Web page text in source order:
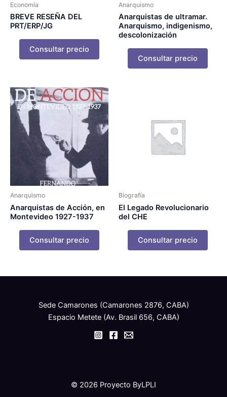
Economía
BREVE RESEÑA DEL
PRT/ERP/JG
Consultar precio
Anarquismo
Anarquistas de ultramar.
Anarquismo, indigenismo,
descolonización
Consultar precio
Anarquismo
Anarquistas de Acción, en
Montevideo 1927-1937
Consultar precio
Biografía
El Legado Revolucionario
del CHE
Consultar precio
Sede Camarones (Camarones 2876, CABA)
Espacio Metete (Av. Brasil 656, CABA)
© 2026 Proyecto ByLPLI